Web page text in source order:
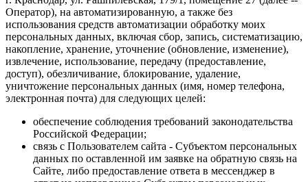
Оператор), на автоматизированную, а также без
использования средств автоматизации обработку моих
персональных данных, включая сбор, запись, систематизацию,
накопление, хранение, уточнение (обновление, изменение),
извлечение, использование, передачу (предоставление,
доступ), обезличивание, блокирование, удаление,
уничтожение персональных данных (имя, номер телефона,
электронная почта) для следующих целей:
обеспечение соблюдения требований законодательства
Российской Федерации;
связь с Пользователем сайта - Субъектом персональных
данных по оставленной им заявке на обратную связь на
Сайте, либо предоставление ответа в мессенджер в